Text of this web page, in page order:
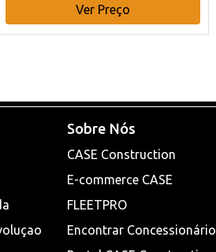
Ver Preço
Sobre Nós
CASE Construction
E-commerce CASE
FLEETPRO
Encontrar Concessionário